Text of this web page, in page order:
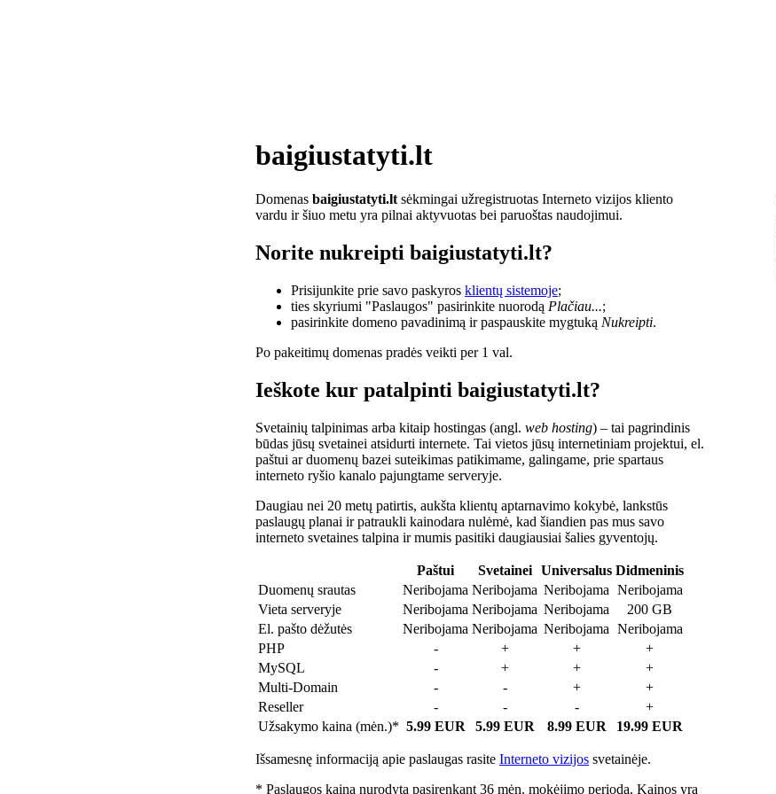
baigiustatyti.lt
Domenas baigiustatyti.lt sėkmingai užregistruotas Interneto vizijos kliento
vardu ir šiuo metu yra pilnai aktyvuotas bei paruoštas naudojimui.
Norite nukreipti baigiustatyti.lt?
Prisijunkite prie savo paskyros klientų sistemoje;
ties skyriumi "Paslaugos" pasirinkite nuorodą Plačiau...;
pasirinkite domeno pavadinimą ir paspauskite mygtuką Nukreipti.
Po pakeitimų domenas pradės veikti per 1 val.
Ieškote kur patalpinti baigiustatyti.lt?
Svetainių talpinimas arba kitaip hostingas (angl. web hosting) – tai pagrindinis
būdas jūsų svetainei atsidurti internete. Tai vietos jūsų internetiniam projektui, el.
paštui ar duomenų bazei suteikimas patikimame, galingame, prie spartaus
interneto ryšio kanalo pajungtame serveryje.
Daugiau nei 20 metų patirtis, aukšta klientų aptarnavimo kokybė, lankstūs
paslaugų planai ir patraukli kainodara nulėmė, kad šiandien pas mus savo
interneto svetaines talpina ir mumis pasitiki daugiausiai šalies gyventojų.
Paštui Svetainei Universalus Didmeninis
Duomenų srautas
Neribojama Neribojama Neribojama Neribojama
Vieta serveryje
Neribojama Neribojama Neribojama
200 GB
El. pašto dėžutės
Neribojama Neribojama Neribojama Neribojama
PHP
- + +
+
MySQL
- + +
+
Multi-Domain
- - +
+
Reseller
- - -
+
Užsakymo kaina (mėn.)* 5.99 EUR 5.99 EUR 8.99 EUR 19.99 EUR
Išsamesnę informaciją apie paslaugas rasite Interneto vizijos svetainėje.
* Paslaugos kaina nurodyta pasirenkant 36 mėn. mokėjimo periodą. Kainos yra